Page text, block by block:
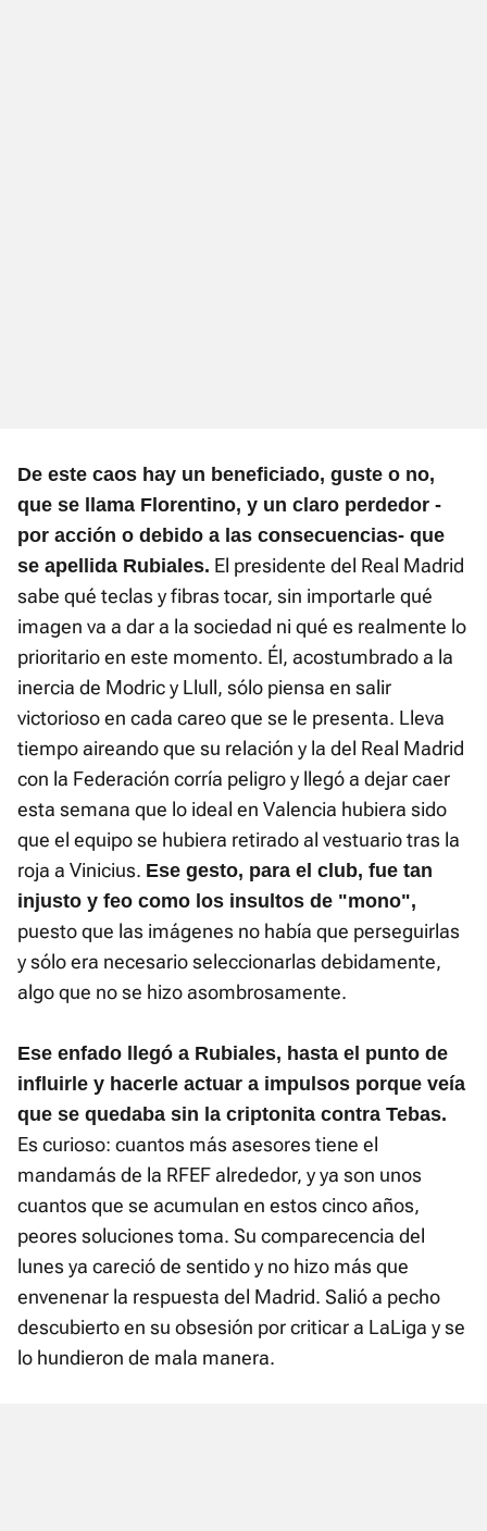
De este caos hay un beneficiado, guste o no,
que se llama Florentino, y un claro perdedor -
por acción o debido a las consecuencias- que
se apellida Rubiales. El presidente del Real Madrid
sabe qué teclas y fibras tocar, sin importarle qué
imagen va a dar a la sociedad ni qué es realmente lo
prioritario en este momento. Él, acostumbrado a la
inercia de Modric y Llull, sólo piensa en salir
victorioso en cada careo que se le presenta. Lleva
tiempo aireando que su relación y la del Real Madrid
con la Federación corría peligro y llegó a dejar caer
esta semana que lo ideal en Valencia hubiera sido
que el equipo se hubiera retirado al vestuario tras la
roja a Vinicius. Ese gesto, para el club, fue tan
injusto y feo como los insultos de "mono",
puesto que las imágenes no había que perseguirlas
y sólo era necesario seleccionarlas debidamente,
algo que no se hizo asombrosamente.
Ese enfado llegó a Rubiales, hasta el punto de
influirle y hacerle actuar a impulsos porque veía
que se quedaba sin la criptonita contra Tebas.
Es curioso: cuantos más asesores tiene el
mandamás de la RFEF alrededor, y ya son unos
cuantos que se acumulan en estos cinco años,
peores soluciones toma. Su comparecencia del
lunes ya careció de sentido y no hizo más que
envenenar la respuesta del Madrid. Salió a pecho
descubierto en su obsesión por criticar a LaLiga y se
lo hundieron de mala manera.